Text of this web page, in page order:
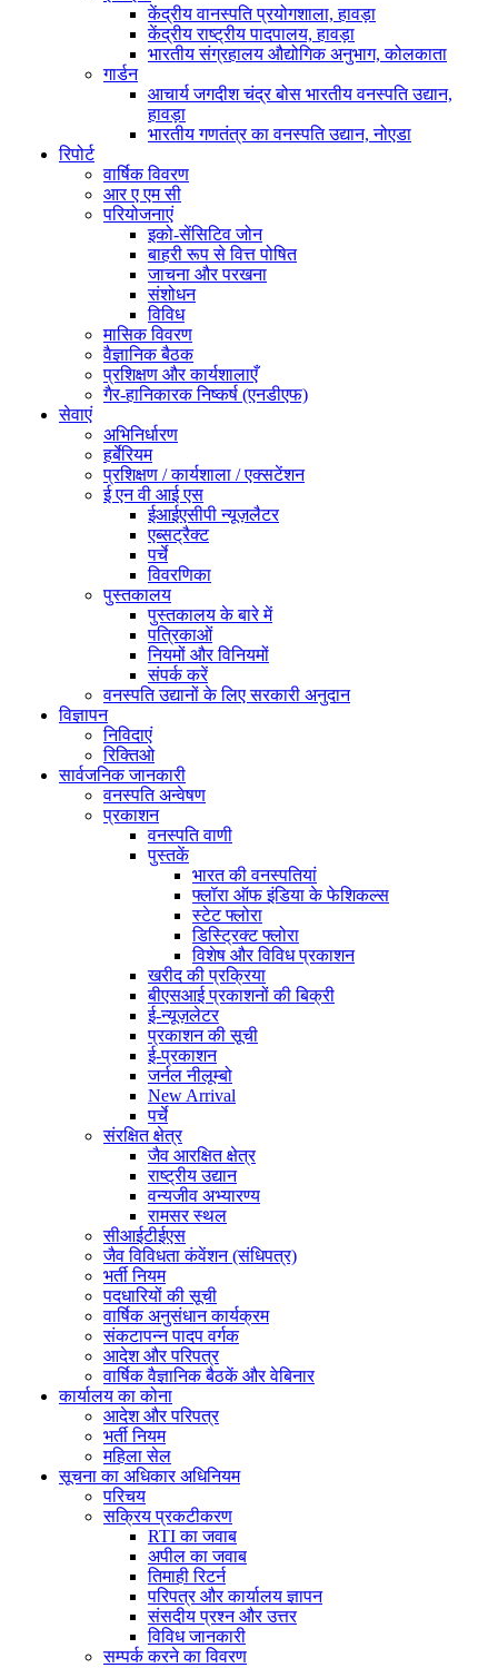
केंद्रीय वानस्पति प्रयोगशाला, हावड़ा
केंद्रीय राष्ट्रीय पादपालय, हावड़ा
भारतीय संग्रहालय औद्योगिक अनुभाग, कोलकाता
गार्डन
आचार्य जगदीश चंद्र बोस भारतीय वनस्पति उद्यान,
हावड़ा
भारतीय गणतंत्र का वनस्पति उद्यान, नोएडा
रिपोर्ट
वार्षिक विवरण
आर ए एम सी
परियोजनाएं
इको-सेंसिटिव जोन
बाहरी रूप से वित्त पोषित
जाचना और परखना
संशोधन
विविध
मासिक विवरण
वैज्ञानिक बैठक
प्रशिक्षण और कार्यशालाएँ
गैर-हानिकारक निष्कर्ष (एनडीएफ)
सेवाएं
अभिनिर्धारण
हर्बेरियम
प्रशिक्षण / कार्यशाला / एक्सटेंशन
ई एन वी आई एस
ईआईएसीपी न्यूज़लैटर
एब्सट्रैक्ट
पर्चे
विवरणिका
पुस्तकालय
पुस्तकालय के बारे में
पत्रिकाओं
नियमों और विनियमों
संपर्क करें
वनस्पति उद्यानों के लिए सरकारी अनुदान
विज्ञापन
निविदाएं
रिक्तिओ
सार्वजनिक जानकारी
वनस्पति अन्वेषण
प्रकाशन
वनस्पति वाणी
पुस्तकें
भारत की वनस्पतियां
फ्लॉरा ऑफ इंडिया के फेशिकल्स
स्टेट फ्लोरा
डिस्ट्रिक्ट फ्लोरा
विशेष और विविध प्रकाशन
खरीद की प्रक्रिया
बीएसआई प्रकाशनों की बिक्री
ई-न्यूज़लेटर
प्रकाशन की सूची
ई-प्रकाशन
जर्नल नीलूम्बो
New Arrival
पर्चे
संरक्षित क्षेत्र
जैव आरक्षित क्षेत्र
राष्ट्रीय उद्यान
वन्यजीव अभ्यारण्य
रामसर स्थल
सीआईटीईएस
जैव विविधता कंवेंशन (संधिपत्र)
भर्ती नियम
पदधारियों की सूची
वार्षिक अनुसंधान कार्यक्रम
संकटापन्न पादप वर्गक
आदेश और परिपत्र
वार्षिक वैज्ञानिक बैठकें और वेबिनार
कार्यालय का कोना
आदेश और परिपत्र
भर्ती नियम
महिला सेल
सूचना का अधिकार अधिनियम
परिचय
सक्रिय प्रकटीकरण
RTI का जवाब
अपील का जवाब
तिमाही रिटर्न
परिपत्र और कार्यालय ज्ञापन
संसदीय प्रश्न और उत्तर
विविध जानकारी
सम्पर्क करने का विवरण